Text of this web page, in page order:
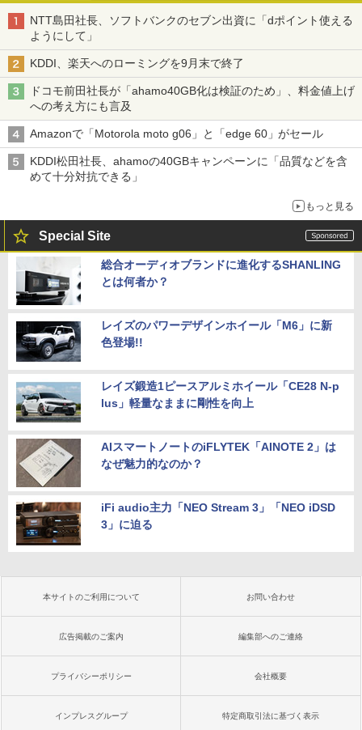
NTT島田社長、ソフトバンクのセブン出資に「dポイント使える
ようにして」
KDDI、楽天へのローミングを9月末で終了
ドコモ前田社長が「ahamo40GB化は検証のため」、料金値上げ
への考え方にも言及
Amazonで「Motorola moto g06」と「edge 60」がセール
KDDI松田社長、ahamoの40GBキャンペーンに「品質などを含
めて十分対抗できる」
もっと見る
Special Site
総合オーディオブランドに進化するSHANLING
とは何者か？
レイズのパワーデザインホイール「M6」に新
色登場!!
レイズ鍛造1ピースアルミホイール「CE28 N-p
lus」軽量なままに剛性を向上
AIスマートノートのiFLYTEK「AINOTE 2」は
なぜ魅力的なのか？
iFi audio主力「NEO Stream 3」「NEO iDSD
3」に迫る
本サイトのご利用について お問い合わせ
広告掲載のご案内 編集部へのご連絡
プライバシーポリシー 会社概要
インプレスグループ 特定商取引法に基づく表示